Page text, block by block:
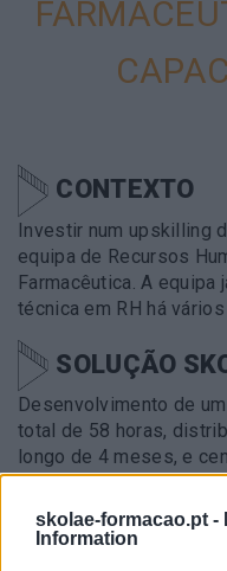
skolae-formacao.pt -
Information
CONTEXTO
Investir num upskilling
equipa de Recursos
Farmacêutica. A equipa
técnica em RH há vários
SOLUÇÃO
Desenvolvimento de
total de 58 horas,
longo de 4 meses, e
formativos: (1)
Assessment; (2)
Formação; (3) Gestão